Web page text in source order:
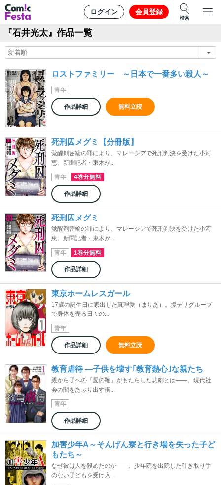
ログイン 会員登録
検索
『石井光太』作品一覧
ロストファミリー ～日本で一番多い殺人～
青年
作品詳細 無料立読
死刑囚メグミ【分冊版】
覚醒剤密輸の罪により、マレーシアで死刑判決を受けた小河
恵。新聞記者・東木が...
青年 4巻分無料
作品詳細
死刑囚メグミ
覚醒剤密輸の罪により、マレーシアで死刑判決を受けた小河
恵。新聞記者・東木が...
青年 1巻分無料
作品詳細
東京ホームレスガール
17歳の誕生日に家出した真理愛（まりあ）。援デリグループ
で身体を売る日々の...
青年
作品詳細 無料立読
教育虐待 ―子供を壊す｢教育熱心｣な親たち
親から子への「愛の鞭」がもたらした悲劇とは――。現代社
会の闇をあぶり出す衝...
青年
作品詳細
加害少年A～そんげん寮と行き場を失った子ど
もたち～
なぜ彼は人を殺めたのか――。少年院を出院した引き取り手
のない子どもを受け入...